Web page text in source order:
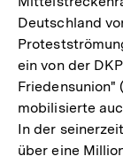
Deutschland
ein von der
mobilisierte
In der
über eine